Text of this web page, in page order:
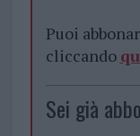
Puoi
cliccando
Sei già